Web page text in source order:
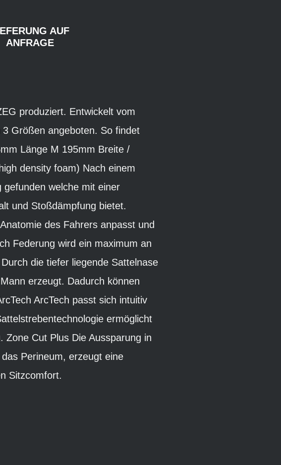
AUF
ANFRAGE
produziert. Entwickelt vom
Größen angeboten. So findet
Länge M 195mm Breite /
density foam) Nach einem
gefunden welche mit einer
und Stoßdämpfung bietet.
des Fahrers anpasst und
Federung wird ein maximum an
die tiefer liegende Sattelnase
erzeugt. Dadurch können
ArcTech passt sich intuitiv
ermöglicht
Zone Cut Plus Die Aussparung in
Perineum, erzeugt eine
Sitzcomfort.